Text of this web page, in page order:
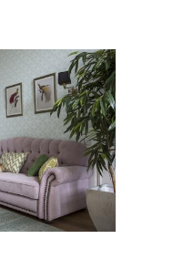
Квартира для семьи
Квартиры с размерами